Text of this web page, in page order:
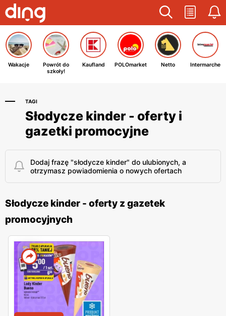
Wakacje
Powrót do
szkoły!
Kaufland POLOmarket Netto Intermarche
TAGI
Słodycze kinder - oferty i
gazetki promocyjne
Dodaj frazę "słodycze kinder" do ulubionych, a
otrzymasz powiadomienia o nowych ofertach
Słodycze kinder - oferty z gazetek
promocyjnych